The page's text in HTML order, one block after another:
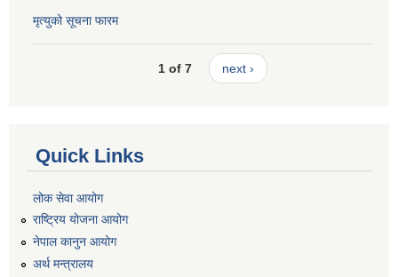
मृत्युको सूचना फारम
1 of 7 next ›
Quick Links
लोक सेवा आयोग
राष्ट्रिय योजना आयोग
नेपाल कानुन आयोग
अर्थ मन्त्रालय